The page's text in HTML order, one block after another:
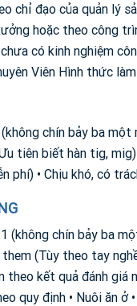
chỉ đạo của quản lý
hoặc theo công
có kinh nghiệm
Viên Hình thức
chín bảy ba
tiên biết hàn tig,
phí) • Chịu khó, có
(không chín bảy ba
(Tùy theo tay
theo kết quả đánh
quy định • Nuôi ăn ở